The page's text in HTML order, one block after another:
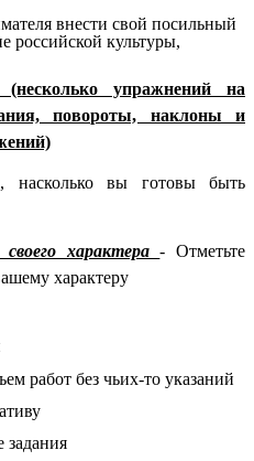
внести свой посильный
российской культуры,
(несколько упражнений на
повороты, наклоны и
вы готовы быть
характера- Отметьте
характеру
работ без чьих-то указаний
задания